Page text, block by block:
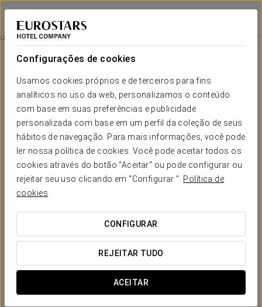
Configurações de cookies
Usamos cookies próprios e de terceiros para fins
analíticos no uso da web, personalizamos o conteúdo
com base em suas preferências e publicidade
personalizada com base em um perfil da coleção de seus
hábitos de navegação. Para mais informações, você pode
ler nossa política de cookies. Você pode aceitar todos os
cookies através do botão "Aceitar" ou pode configurar ou
rejeitar seu uso clicando em "Configurar ". Política de
cookies
CONFIGURAR
REJEITAR TUDO
ACEITAR
Áurea Ana Palace Hotel
BUDAPESTE
Experiência Romântica
55 €
Experiência Romântica
Desfrutem do vosso amor juntos no Áurea Ana Palace.
Não deixem passar esta oportunidade. Acordem sem
pressas e partilhem momentos únicos na melhor
companhia. Porque o amor não é um luxo... é aquilo que